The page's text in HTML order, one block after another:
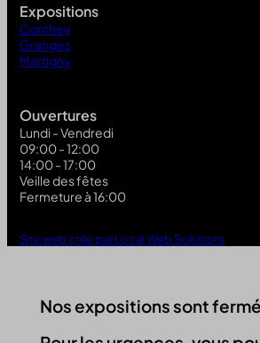
Expositions
Conthey
Granges
Martigny
Ouvertures
Lundi - Vendredi
09:00 - 12:00
14:00 - 17:00
Veille des fêtes
Fermeture à 16:00
Site web créé par Local Web Solutions
Nos expositions sont